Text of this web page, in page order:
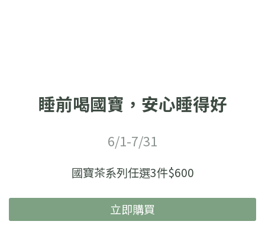
睡前喝國寶，安心睡得好
6/1-7/31
國寶茶系列任選3件$600
立即購買